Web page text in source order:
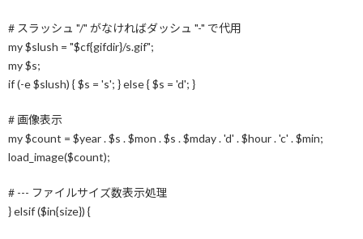
ン
ツ
へ
キ
ッ
プ
ビ
シ
ョ
に
移
動
ときメモGSシリーズ
その他の絵（工事中）
2024年11月16日に開催されたGSMBで
# スラッシュ "/" がなければダッシュ "-" で代用
my $slush = "$cf{gifdir}/s.gif";
my $s;
if (-e $slush) { $s = 's'; } else { $s = 'd'; }
# 画像表示
my $count = $year . $s . $mon . $s . $mday . 'd' . $hour . 'c' . $min;
load_image($count);
# --- ファイルサイズ数表示処理
} elsif ($in{size}) {